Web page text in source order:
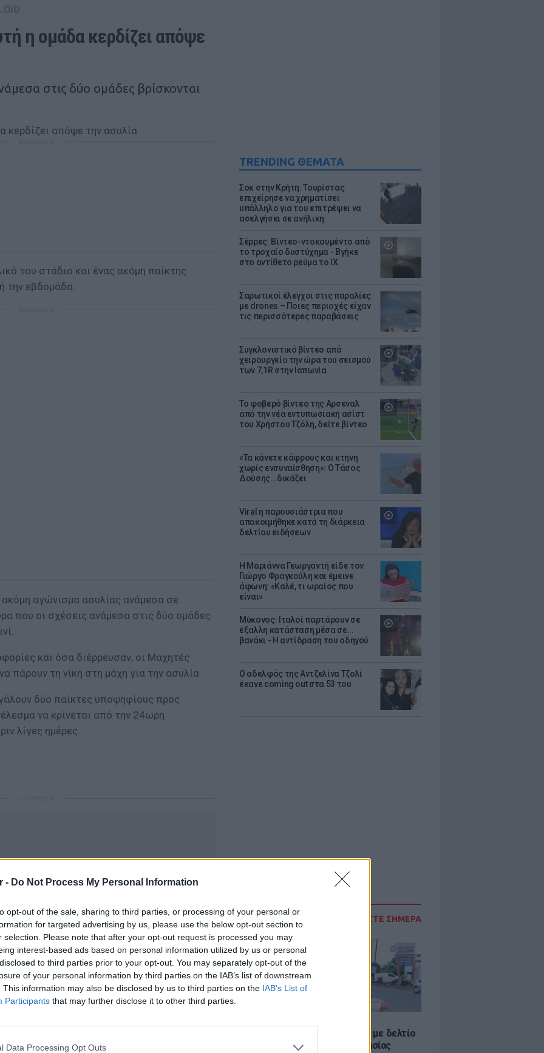
- Do Not Process My Personal Information
opt-out of the sale, sharing to third parties, or processing of your personal or
for targeted advertising by us, please use the below opt-out section to
selection. Please note that after your opt-out request is processed you may
interest-based ads based on personal information utilized by us or personal
to third parties prior to your opt-out. You may separately opt-out of the
of your personal information by third parties on the IAB’s list of downstream
This information may also be disclosed by us to third parties on the IAB’s List of
Participants that may further disclose it to other third parties.
Data Processing Opt Outs
TRENDING ΘΕΜΑΤΑ
Σοκ στην Κρήτη: Τουρίστας
επιχείρησε να χρηματίσει
υπάλληλο για του επιτρέψει να
ασελγήσει σε ανήλικη
Σέρρες: Βίντεο-ντοκουμέντο από
το τροχαίο δυστύχημα - Βγήκε
στο αντίθετο ρεύμα το ΙΧ
Σαρωτικοί έλεγχοι στις παραλίες
με drones – Ποιες περιοχές είχαν
τις περισσότερες παραβάσεις
Συγκλονιστικό βίντεο από
χειρουργείο την ώρα του σεισμού
των 7,1R στην Ιαπωνία
Το φοβερό βίντεο της Αρσεναλ
από την νέα εντυπωσιακή ασίστ
του Χρήστου Τζόλη, δείτε βίντεο
«Τα κάνετε κάφρους και κτήνη
χωρίς ενσυναίσθηση»: Ο Τάσος
Δούσης...δικάζει
Viral η παρουσιάστρια που
αποκοιμήθηκε κατά τη διάρκεια
δελτίου ειδήσεων
Η Μαριάννα Γεωργαντή είδε τον
Γιώργο Φραγκούλη και έμεινε
άφωνη: «Καλέ, τι ωραίος που
είναι»
Μύκονος: Ιταλοί παρτάρουν σε
έξαλλη κατάσταση μέσα σε...
βανάκι - Η αντίδραση του οδηγού
Ο αδελφός της Αντζελίνα Τζολί
έκανε coming out στα 53 του
ΔΙΑΒΑΣΤΕ ΣΗΜΕΡΑ
Πουέρτο Ρίκο: Διανομή νερού με δελτίο
εν μέσω παρατεταμένης ξηρασίας
η ομάδα κερδίζει απόψε
στις δύο ομάδες βρίσκονται
του στάδιο και ένας ακόμη παίκτης
την εβδομάδα.
αγώνισμα ασυλίας ανάμεσα σε
που οι σχέσεις ανάμεσα στις δύο ομάδες
και όσα διέρρευσαν, οι Μαχητές
πάρουν τη νίκη στη μάχη για την ασυλία.
δύο παίκτες υποψηφίους προς
να κρίνεται από την 24ωρη
λίγες ημέρες.
στοGoogle Newsκαι μάθετε πρώτοιτα
γιαΜόδα,Ομορφιά,Σχέσειςκαι
και στο Instagram